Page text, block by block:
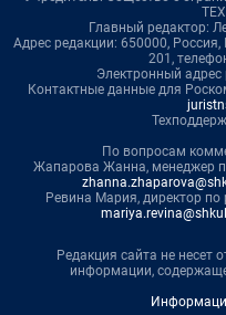
Главный редактор:
Адрес редакции: 650000,
201,
Электронный адрес
Контактные данные для
По вопросам
Жапарова Жанна, менеджер
Ревина Мария, директор
Редакция сайта не несет
информации,